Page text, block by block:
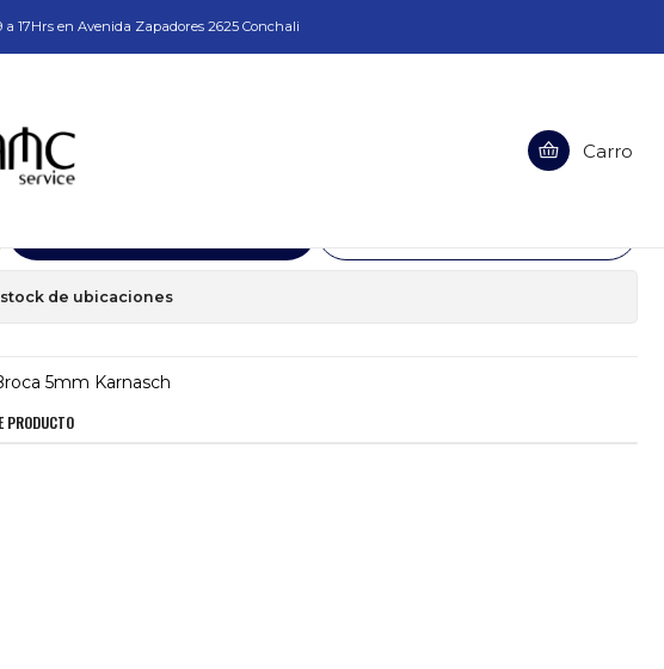
Carro
17Hrs en Avenida Zapadores 2625 Conchali
Broca 5mm Karnasch
de ubicaciones
5mm Karnasch
PRODUCTO